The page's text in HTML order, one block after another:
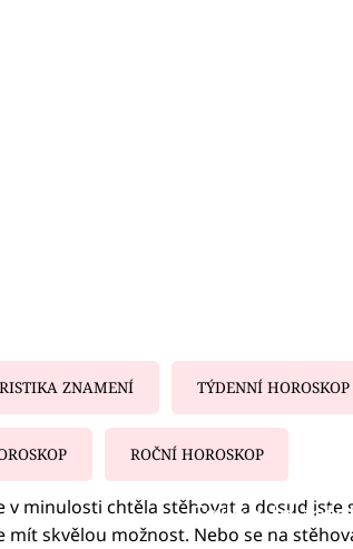
ZNAMENÍ TÝDENNÍ HOROSKOP
ROČNÍ HOROSKOP
Failed to
v minulosti chtěla stěhovat a dosud
mít skvělou možnost. Nebo se na